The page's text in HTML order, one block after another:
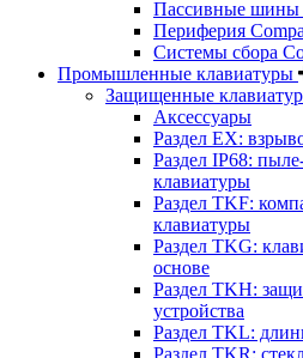
Пассивные шины
Периферия
Системы сбора
Промышленные клавиатуры
Защищенные
Аксессуары
Раздел EX:
Раздел IP68:
клавиатуры
Раздел TKF:
клавиатуры
Раздел TKG:
основе
Раздел TKH:
устройства
Раздел TKL:
Раздел TKR: